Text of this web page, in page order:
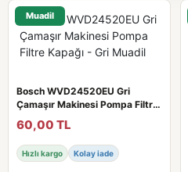
Muadil
Bosch WVD24520EU Gri
Çamaşır Makinesi Pompa Filtre
60,00 TL
Hızlı kargo Kolay iade